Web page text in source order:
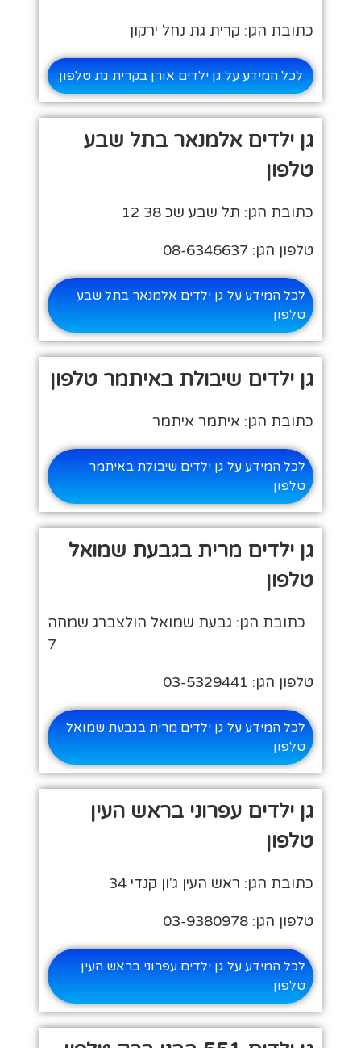
כתובת הגן: קרית גת נחל ירקון
לכל המידע על גן ילדים אורן בקרית גת טלפון
גן ילדים אלמנאר בתל שבע
טלפון
כתובת הגן: תל שבע שכ 38 12
טלפון הגן: 08-6346637
לכל המידע על גן ילדים אלמנאר בתל שבע
טלפון
גן ילדים שיבולת באיתמר טלפון
כתובת הגן: איתמר איתמר
לכל המידע על גן ילדים שיבולת באיתמר
טלפון
גן ילדים מרית בגבעת שמואל
טלפון
כתובת הגן: גבעת שמואל הולצברג שמחה
7
טלפון הגן: 03-5329441
לכל המידע על גן ילדים מרית בגבעת שמואל
טלפון
גן ילדים עפרוני בראש העין
טלפון
כתובת הגן: ראש העין ג'ון קנדי 34
טלפון הגן: 03-9380978
לכל המידע על גן ילדים עפרוני בראש העין
טלפון